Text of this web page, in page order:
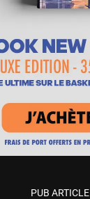
PUB ARTICLE